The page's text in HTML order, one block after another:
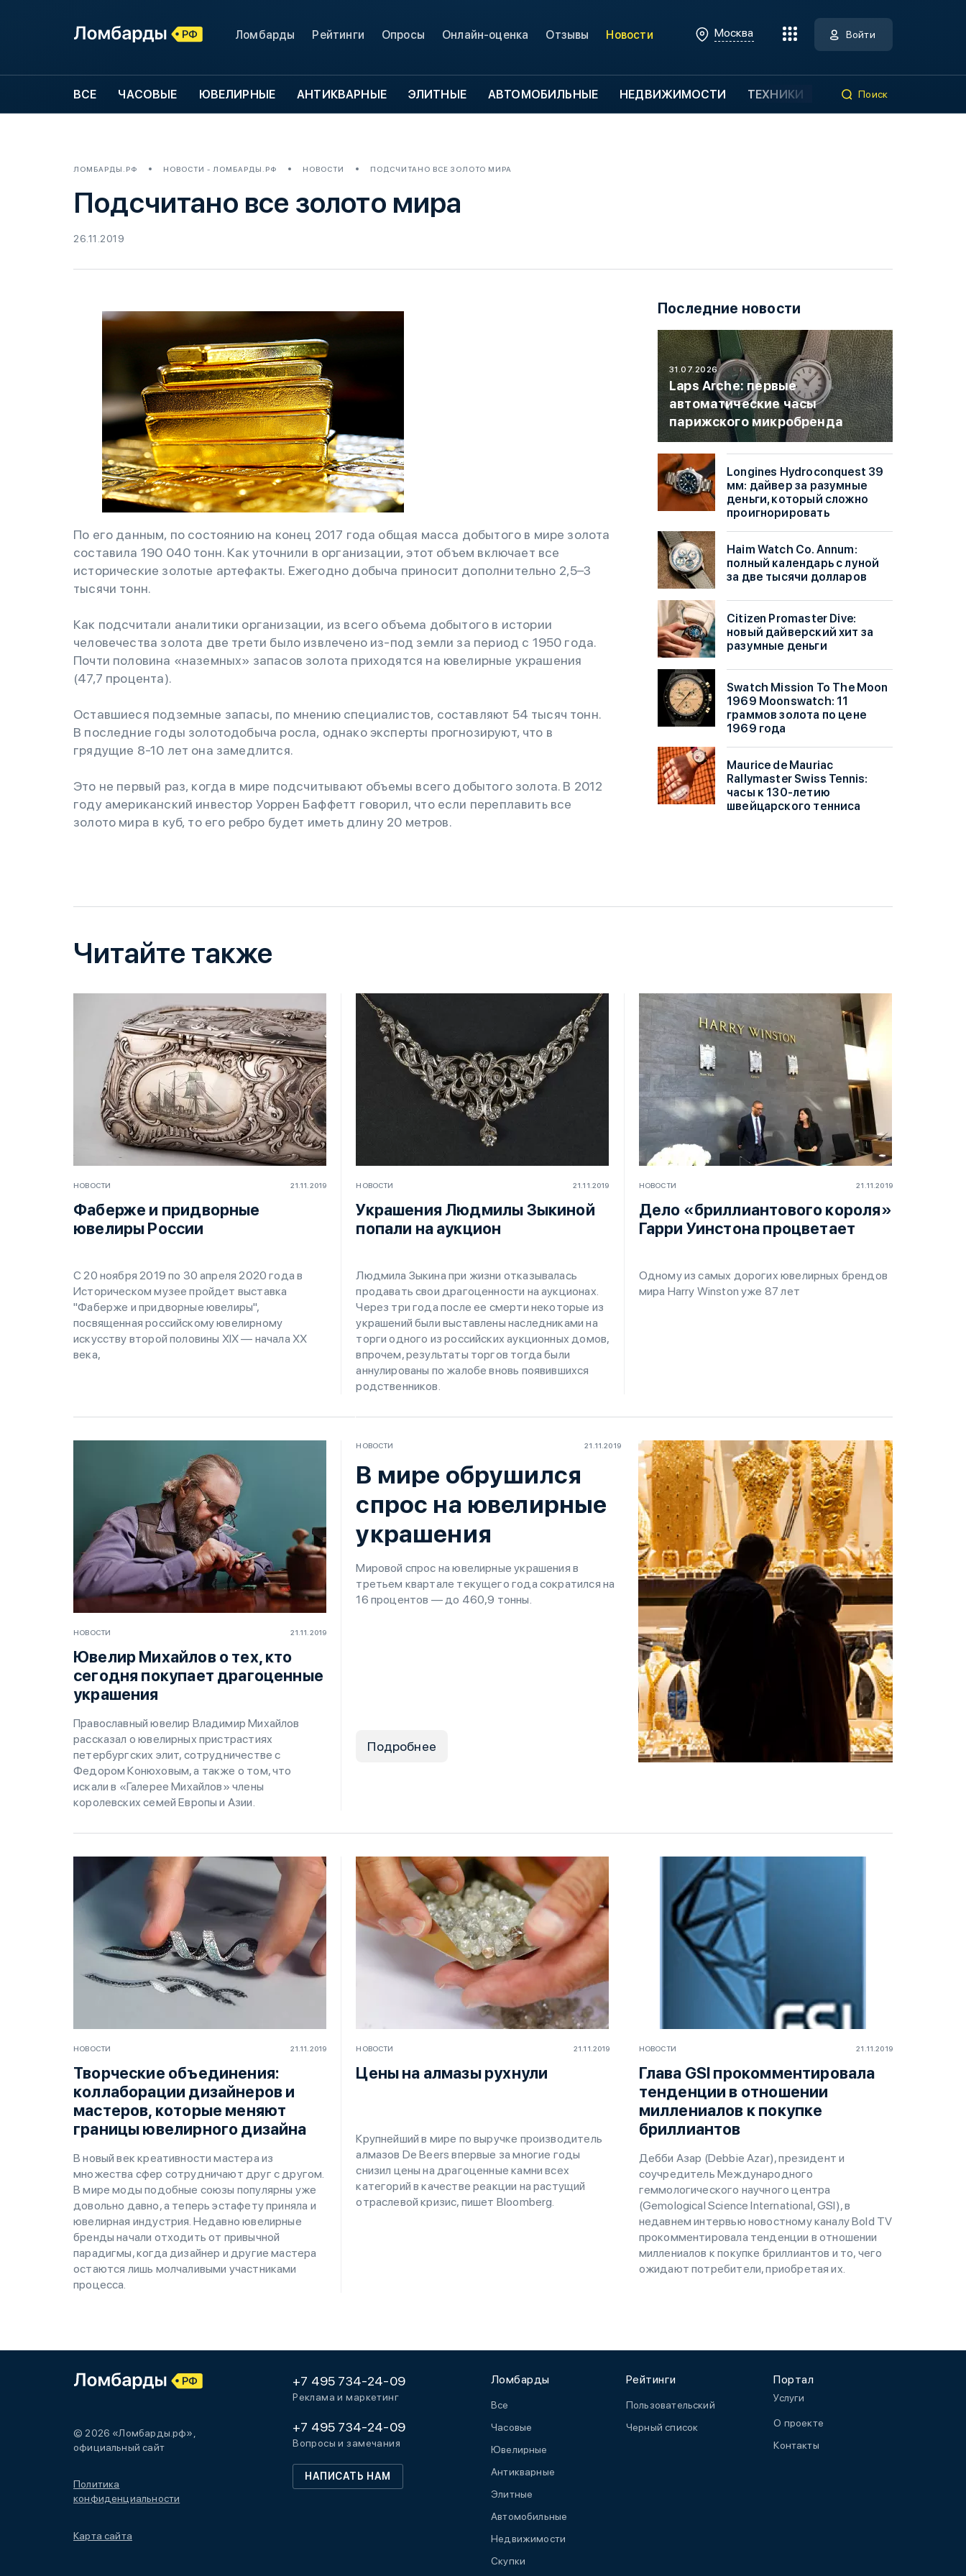
Ломбарды Рейтинги Опросы Онлайн-оценка Отзывы Новости Москва Войти
ВСЕ ЧАСОВЫЕ ЮВЕЛИРНЫЕ АНТИКВАРНЫЕ ЭЛИТНЫЕ АВТОМОБИЛЬНЫЕ НЕДВИЖИМОСТИ ТЕХНИКИ Поиск
ЛОМБАРДЫ.РФ НОВОСТИ - ЛОМБАРДЫ.РФ НОВОСТИ ПОДСЧИТАНО ВСЕ ЗОЛОТО МИРА
Подсчитано все золото мира
26.11.2019
По его данным, по состоянию на конец 2017 года общая масса добытого в мире золота
составила 190 040 тонн. Как уточнили в организации, этот объем включает все
исторические золотые артефакты. Ежегодно добыча приносит дополнительно 2,5–3
тысячи тонн.
Как подсчитали аналитики организации, из всего объема добытого в истории
человечества золота две трети было извлечено из-под земли за период с 1950 года.
Почти половина «наземных» запасов золота приходятся на ювелирные украшения
(47,7 процента).
Оставшиеся подземные запасы, по мнению специалистов, составляют 54 тысяч тонн.
В последние годы золотодобыча росла, однако эксперты прогнозируют, что в
грядущие 8-10 лет она замедлится.
Это не первый раз, когда в мире подсчитывают объемы всего добытого золота. В 2012
году американский инвестор Уоррен Баффетт говорил, что если переплавить все
золото мира в куб, то его ребро будет иметь длину 20 метров.
Последние новости
31.07.2026
Laps Arche: первые
автоматические часы
парижского микробренда
Longines Hydroconquest 39
мм: дайвер за разумные
деньги, который сложно
проигнорировать
Haim Watch Co. Annum:
полный календарь с луной
за две тысячи долларов
Citizen Promaster Dive:
новый дайверский хит за
разумные деньги
Swatch Mission To The Moon
1969 Moonswatch: 11
граммов золота по цене
1969 года
Maurice de Mauriac
Rallymaster Swiss Tennis:
часы к 130-летию
швейцарского тенниса
Читайте также
НОВОСТИ 21.11.2019
Фаберже и придворные
ювелиры России
С 20 ноября 2019 по 30 апреля 2020 года в
Историческом музее пройдет выставка
"Фаберже и придворные ювелиры",
посвященная российскому ювелирному
искусству второй половины ХIХ — начала ХХ
века,
НОВОСТИ 21.11.2019
Украшения Людмилы Зыкиной
попали на аукцион
Людмила Зыкина при жизни отказывалась
продавать свои драгоценности на аукционах.
Через три года после ее смерти некоторые из
украшений были выставлены наследниками на
торги одного из российских аукционных домов,
впрочем, результаты торгов тогда были
аннулированы по жалобе вновь появившихся
родственников.
НОВОСТИ 21.11.2019
Дело «бриллиантового короля»
Гарри Уинстона процветает
Одному из самых дорогих ювелирных брендов
мира Harry Winston уже 87 лет
НОВОСТИ 21.11.2019
Ювелир Михайлов о тех, кто
сегодня покупает драгоценные
украшения
Православный ювелир Владимир Михайлов
рассказал о ювелирных пристрастиях
петербургских элит, сотрудничестве с
Федором Конюховым, а также о том, что
искали в «Галерее Михайлов» члены
королевских семей Европы и Азии.
НОВОСТИ 21.11.2019
В мире обрушился
спрос на ювелирные
украшения
Мировой спрос на ювелирные украшения в
третьем квартале текущего года сократился на
16 процентов — до 460,9 тонны.
Подробнее
НОВОСТИ 21.11.2019
Творческие объединения:
коллаборации дизайнеров и
мастеров, которые меняют
границы ювелирного дизайна
В новый век креативности мастера из
множества сфер сотрудничают друг с другом.
В мире моды подобные союзы популярны уже
довольно давно, а теперь эстафету приняла и
ювелирная индустрия. Недавно ювелирные
бренды начали отходить от привычной
парадигмы, когда дизайнер и другие мастера
остаются лишь молчаливыми участниками
процесса.
НОВОСТИ 21.11.2019
Цены на алмазы рухнули
Крупнейший в мире по выручке производитель
алмазов De Beers впервые за многие годы
снизил цены на драгоценные камни всех
категорий в качестве реакции на растущий
отраслевой кризис, пишет Bloomberg.
НОВОСТИ 21.11.2019
Глава GSI прокомментировала
тенденции в отношении
миллениалов к покупке
бриллиантов
Дебби Азар (Debbie Azar), президент и
соучредитель Международного
геммологического научного центра
(Gemological Science International, GSI), в
недавнем интервью новостному каналу Bold TV
прокомментировала тенденции в отношении
миллениалов к покупке бриллиантов и то, чего
ожидают потребители, приобретая их.
© 2026 «Ломбарды.рф»,
официальный сайт
Политика
конфиденциальности
Карта сайта
+7 495 734-24-09
Реклама и маркетинг
+7 495 734-24-09
Вопросы и замечания
НАПИСАТЬ НАМ
Ломбарды
Все
Часовые
Ювелирные
Антикварные
Элитные
Автомобильные
Недвижимости
Скупки
Рейтинги
Пользовательский
Черный список
Портал
Услуги
О проекте
Контакты